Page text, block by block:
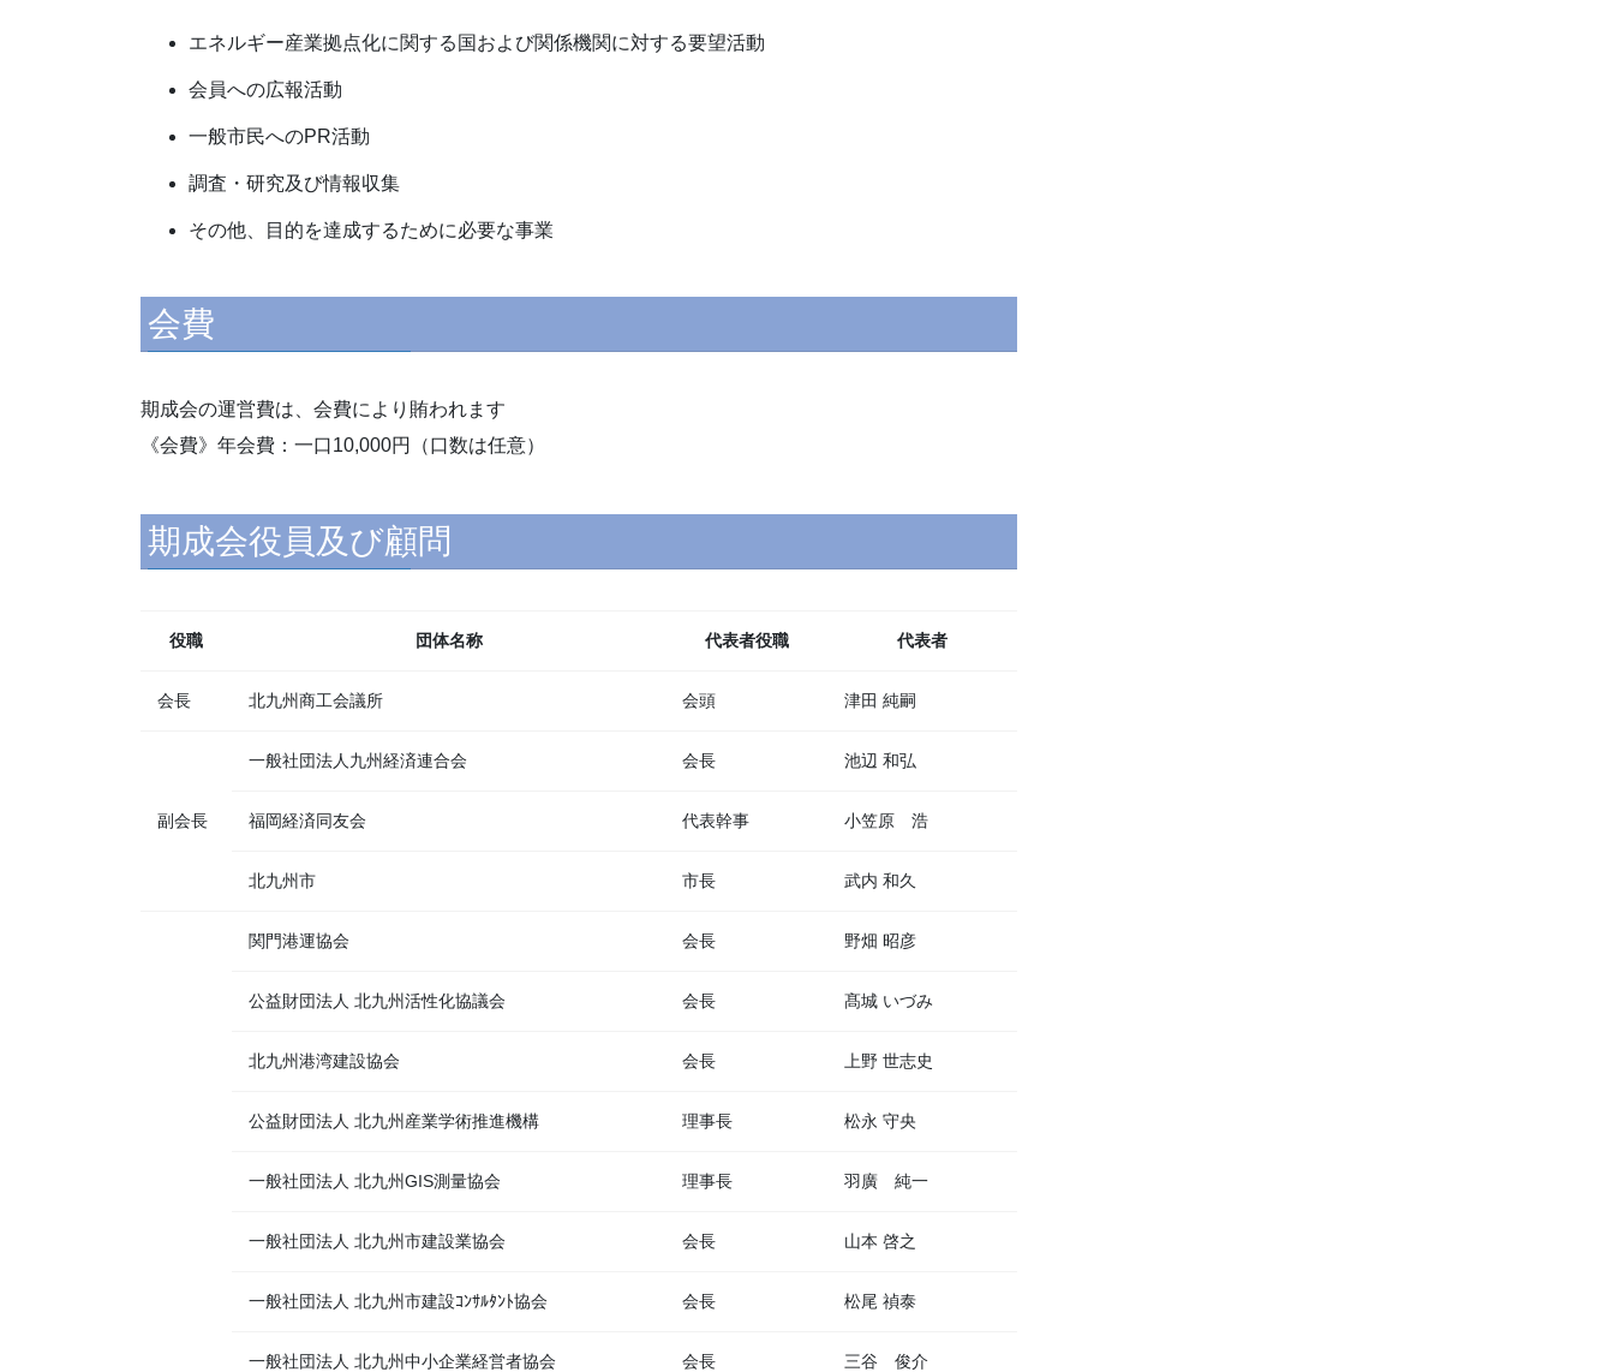
エネルギー産業拠点化に関する国および関係機関に対する要望活動
会員への広報活動
一般市民へのPR活動
調査・研究及び情報収集
その他、目的を達成するために必要な事業
会費
期成会の運営費は、会費により賄われます
《会費》年会費：一口10,000円（口数は任意）
期成会役員及び顧問
役職 団体名称 代表者役職 代表者
会長 北九州商工会議所 会頭 津田 純嗣
副会長
一般社団法人九州経済連合会 会長 池辺 和弘
福岡経済同友会 代表幹事 小笠原 浩
北九州市 市長 武内 和久
関門港運協会 会長 野畑 昭彦
公益財団法人 北九州活性化協議会 会長 髙城 いづみ
北九州港湾建設協会 会長 上野 世志史
公益財団法人 北九州産業学術推進機構 理事長 松永 守央
一般社団法人 北九州GIS測量協会 理事長 羽廣 純一
一般社団法人 北九州市建設業協会 会長 山本 啓之
一般社団法人 北九州市建設ｺﾝｻﾙﾀﾝﾄ協会 会長 松尾 禎泰
一般社団法人 北九州中小企業経営者協会 会長 三谷 俊介